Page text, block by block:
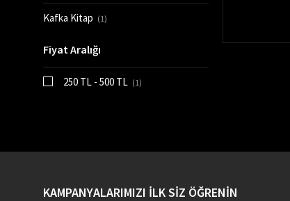
Kafka Kitap (1)
Fiyat Aralığı
250 TL - 500 TL (1)
KAMPANYALARIMIZI İLK SİZ ÖĞRENİN